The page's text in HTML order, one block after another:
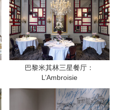
巴黎米其林三星餐厅：
L’Ambroisie